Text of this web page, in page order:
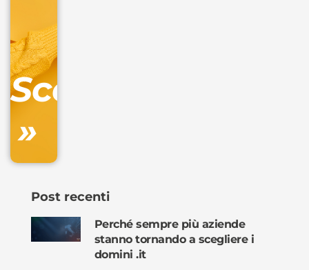
Scopri
»
Post recenti
Perché sempre più aziende
stanno tornando a scegliere i
domini .it